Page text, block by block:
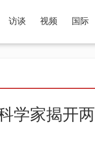
访谈 视频 国际
学家揭开